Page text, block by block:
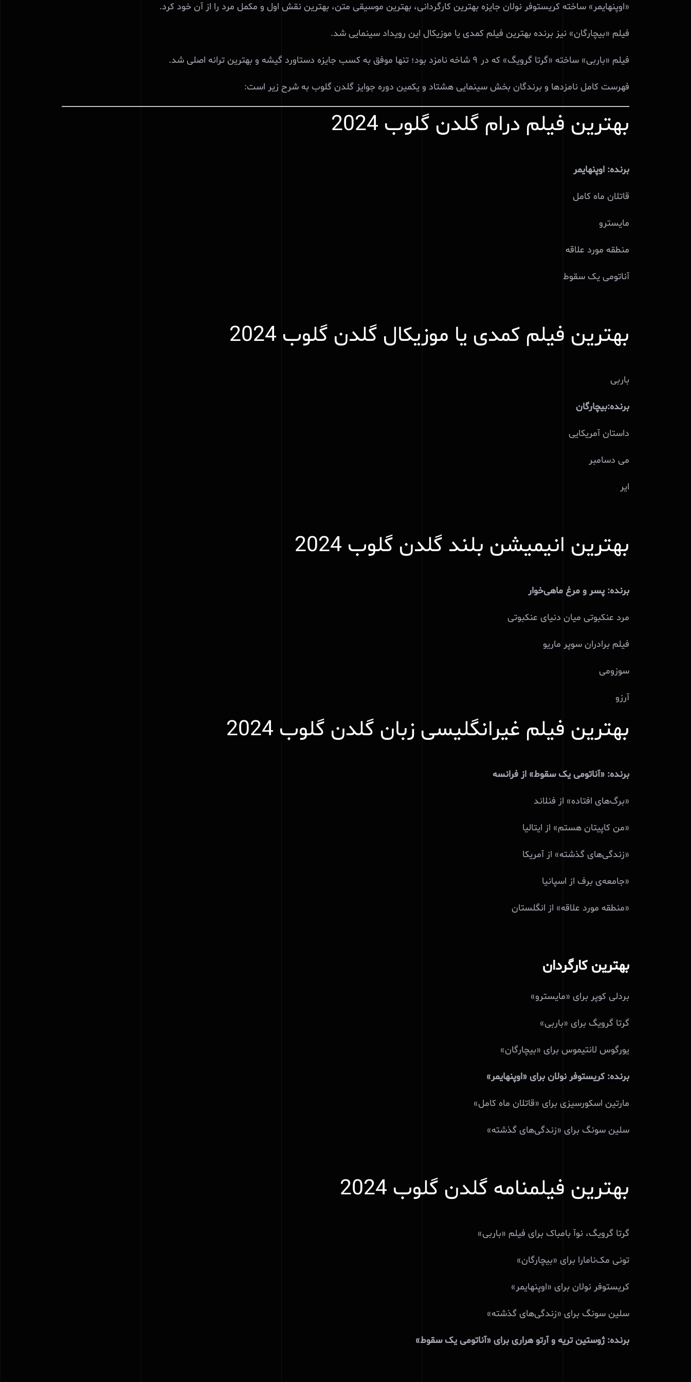
«اوپنهایمر» ساخته کریستوفر نولان جایزه بهترین کارگردانی، بهترین موسیقی متن، بهترین نقش اول و مکمل مرد را از آن خود کرد.
فیلم «بیچارگان» نیز برنده بهترین فیلم کمدی یا موزیکال این رویداد سینمایی شد.
فیلم «باربی» ساخته«گرتا گرویگ» که در ۹ شاخه نامزد بود؛ تنها موفق به کسب جایزه دستاورد گیشه و بهترین ترانه اصلی شد.
فهرست کامل نامزدها و برندگان بخش سینمایی هشتاد و یکمین دوره جوایز گلدن گلوب به شرح زیر است:
بهترین فیلم درام گلدن گلوب 2024
برنده: اوپنهایمر
قاتلان ماه کامل
مایسترو
منطقه مورد علاقه
آناتومی یک سقوط
بهترین فیلم کمدی یا موزیکال گلدن گلوب 2024
باربی
برنده:بیچارگان
داستان آمریکایی
می دسامبر
ایر
بهترین انیمیشن بلند گلدن گلوب 2024
برنده: پسر و مرغ ماهی‌خوار
مرد عنکبوتی میان دنیای عنکبوتی
فیلم برادران سوپر ماریو
سوزومی
آرزو
بهترین فیلم غیرانگلیسی زبان گلدن گلوب 2024
برنده: «آناتومی یک سقوط» از فرانسه
«برگ‌های افتاده» از فنلاند
«من کاپیتان هستم» از ایتالیا
«زندگی‌های گذشته» از آمریکا
«جامعه‌ی برف از اسپانیا
«منطقه مورد علاقه» از انگلستان
بهترین کارگردان
بردلی کوپر برای «مایسترو»
گرتا گرویگ برای «باربی»
یورگوس لانتیموس برای «بیچارگان»
برنده: کریستوفر نولان برای «اوپنهایمر»
مارتین اسکورسیزی برای «قاتلان ماه کامل»
سلین سونگ برای «زندگی‌های گذشته»
بهترین فیلمنامه‌ گلدن گلوب 2024
گرتا گرویگ، نوآ بامباک برای فیلم «باربی»
تونی مک‌نامارا برای «بیچارگان»
کریستوفر نولان برای «اوپنهایمر»
سلین سونگ برای «زندگی‌های گذشته»
برنده: ژوستین تریه و آرتو هراری برای «آناتومی یک سقوط»